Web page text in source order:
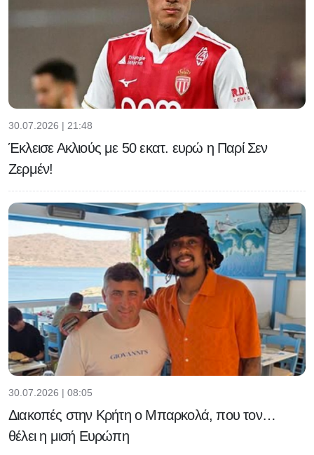
30.07.2026 | 21:48
Έκλεισε Ακλιούς με 50 εκατ. ευρώ η Παρί Σεν
Ζερμέν!
30.07.2026 | 08:05
Διακοπές στην Κρήτη ο Μπαρκολά, που τον…
θέλει η μισή Ευρώπη